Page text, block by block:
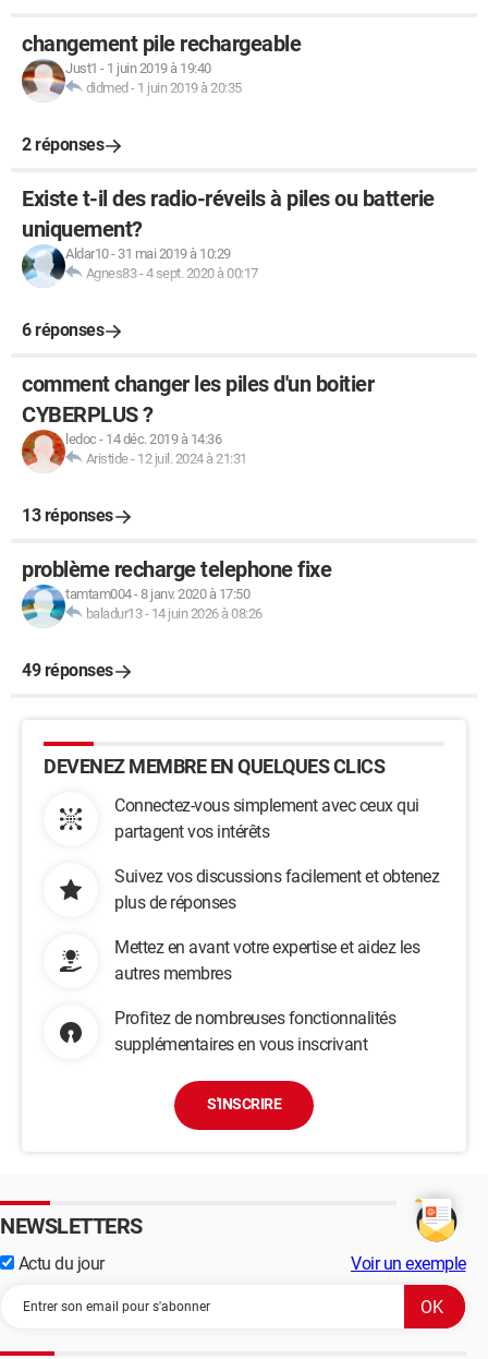
changement pile rechargeable
Just1 - 1 juin 2019 à 19:40
didmed - 1 juin 2019 à 20:35
2 réponses
Existe t-il des radio-réveils à piles ou batterie
uniquement?
Aldar10- 31 mai 2019 à 10:29
Agnes83-4 sept. 2020 à 00:17
6 réponses
comment changer les piles d'un boitier
CYBERPLUS ?
ledoc - 14 déc. 2019 à 14:36
Aristide- 12 juil. 2024 à 21:31
13 réponses
problème recharge telephone fixe
tamtam004-8 janv. 2020 à 17:50
baladur13- 14 juin 2026 à 08:26
49 réponses
DEVENEZ MEMBRE EN QUELQUES CLICS
Connectez-vous simplement avec ceux qui
partagent vos intérêts
Suivez vos discussions facilement et obtenez
plus de réponses
Mettez en avant votre expertise et aidez les
autres membres
Profitez de nombreuses fonctionnalités
supplémentaires en vous inscrivant
S'INSCRIRE
NEWSLETTERS
Actu du jour Voir un exemple